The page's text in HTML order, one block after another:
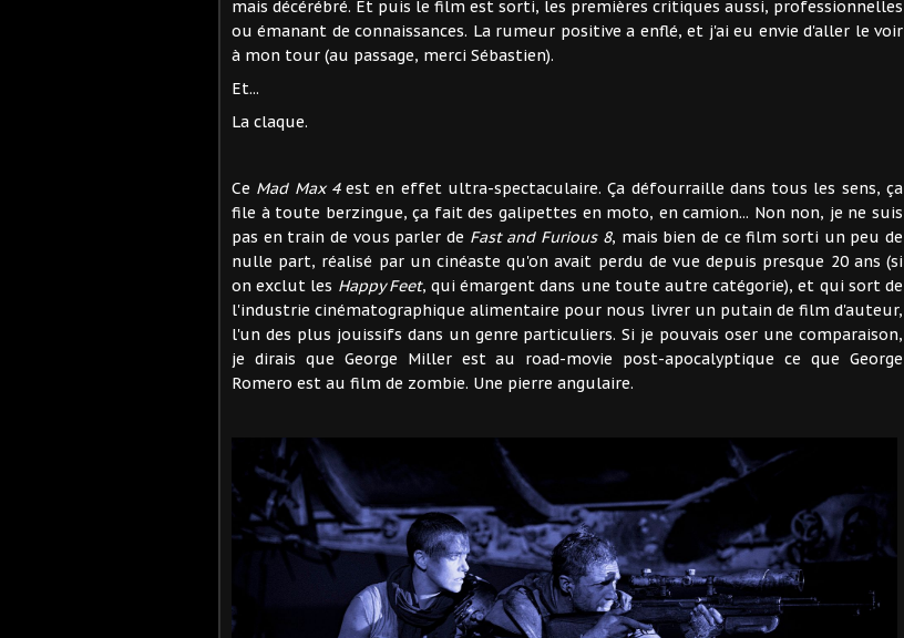
mais décérébré. Et puis le film est sorti, les premières critiques aussi, professionnelles
ou émanant de connaissances. La rumeur positive a enflé, et j'ai eu envie d'aller le voir
à mon tour (au passage, merci Sébastien).
Et...
La claque.
Ce Mad Max 4est en effet ultra-spectaculaire. Ça défourraille dans tous les sens, ça
file à toute berzingue, ça fait des galipettes en moto, en camion... Non non, je ne suis
pas en train de vous parler de Fast and Furious 8, mais bien de ce film sorti un peu de
nulle part, réalisé par un cinéaste qu'on avait perdu de vue depuis presque 20 ans (si
on exclut les Happy Feet, qui émargent dans une toute autre catégorie), et qui sort de
l'industrie cinématographique alimentaire pour nous livrer un putain de film d'auteur,
l'un des plus jouissifs dans un genre particuliers. Si je pouvais oser une comparaison,
je dirais que George Miller est au road-movie post-apocalyptique ce que George
Romero est au film de zombie. Une pierre angulaire.